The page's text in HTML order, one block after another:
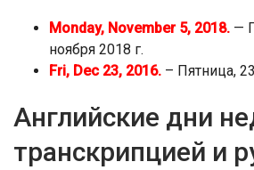
Monday, November 5, 2018. —
ноября 2018 г.
Fri, Dec 23, 2016. – Пятница,
Английские дни
транскрипцией и